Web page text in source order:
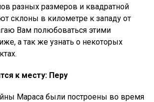
разных размеров и квадратной
склоны в километре к западу от
Вам полюбоваться этими
а так же узнать о некоторых
к месту: Перу
Мараса были построены во время